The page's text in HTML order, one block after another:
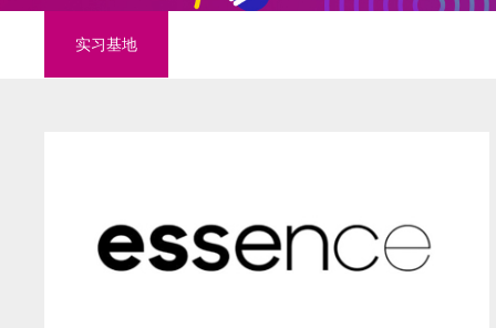
实习基地